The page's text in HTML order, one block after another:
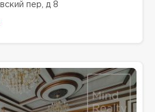
пер, д 8